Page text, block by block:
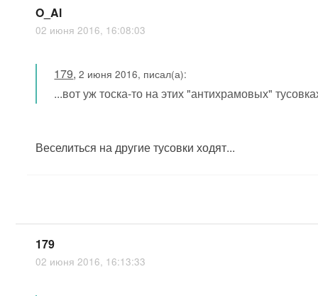
O_Al
02 июня 2016, 16:08:03
179,2 июня 2016, писал(а):
...вот уж тоска-то на этих "антихрамовых"
Веселиться на другие тусовки ходят...
179
02 июня 2016, 16:13:33